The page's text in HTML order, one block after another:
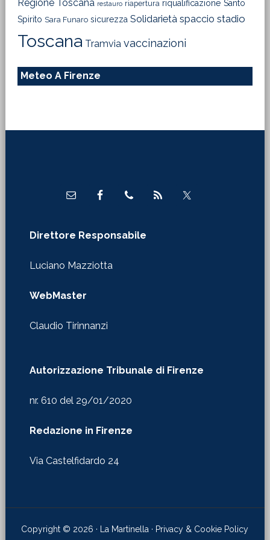
Regione Toscana restauro riapertura riqualificazione Santo
Spirito Sara Funaro sicurezza Solidarietà spaccio stadio
Toscana Tramvia vaccinazioni
Meteo A Firenze
Direttore Responsabile
Luciano Mazziotta
WebMaster
Claudio Tirinnanzi
Autorizzazione Tribunale di Firenze
nr. 610 del 29/01/2020
Redazione in Firenze
Via Castelfidardo 24
Copyright © 2026 · La Martinella · Privacy & Cookie Policy